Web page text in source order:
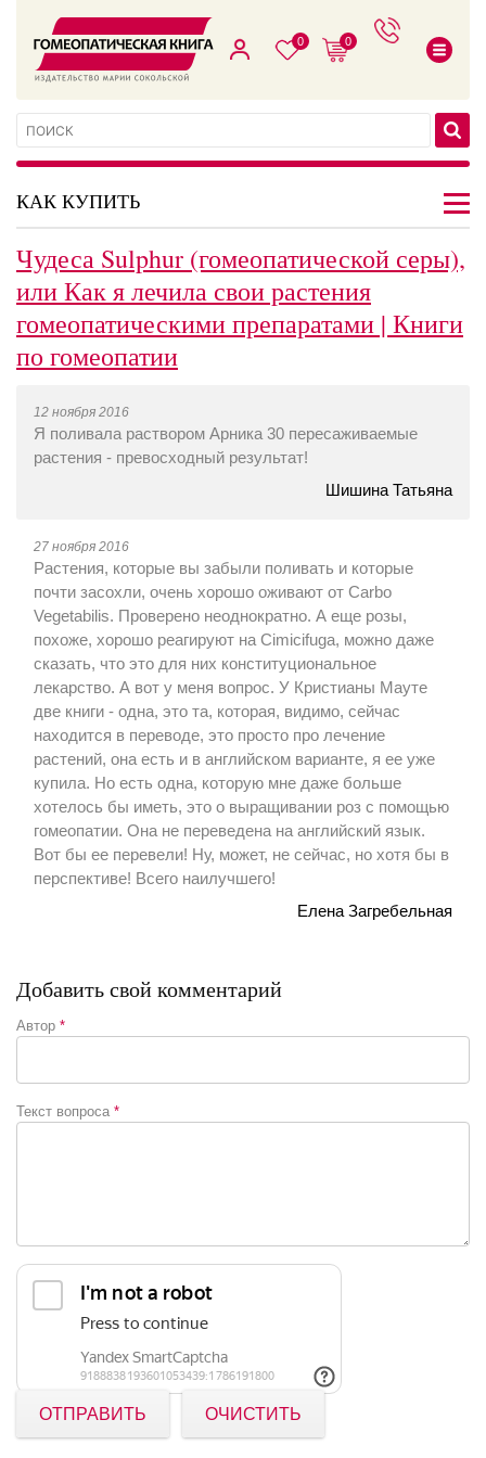
0 0
КАК КУПИТЬ
Чудеса Sulphur (гомеопатической серы),
или Как я лечила свои растения
гомеопатическими препаратами | Книги
по гомеопатии
12 ноября 2016
Я поливала раствором Арника 30 пересаживаемые
растения - превосходный результат!
Шишина Татьяна
27 ноября 2016
Растения, которые вы забыли поливать и которые
почти засохли, очень хорошо оживают от Carbo
Vegetabilis. Проверено неоднократно. А еще розы,
похоже, хорошо реагируют на Cimicifuga, можно даже
сказать, что это для них конституциональное
лекарство. А вот у меня вопрос. У Кристианы Мауте
две книги - одна, это та, которая, видимо, сейчас
находится в переводе, это просто про лечение
растений, она есть и в английском варианте, я ее уже
купила. Но есть одна, которую мне даже больше
хотелось бы иметь, это о выращивании роз с помощью
гомеопатии. Она не переведена на английский язык.
Вот бы ее перевели! Ну, может, не сейчас, но хотя бы в
перспективе! Всего наилучшего!
Елена Загребельная
Добавить свой комментарий
Автор *
Текст вопроса *
ОТПРАВИТЬ ОЧИСТИТЬ